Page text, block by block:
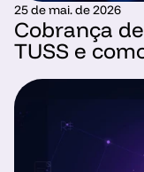
25 de mai. de 2026
Cobrança
TUSS e